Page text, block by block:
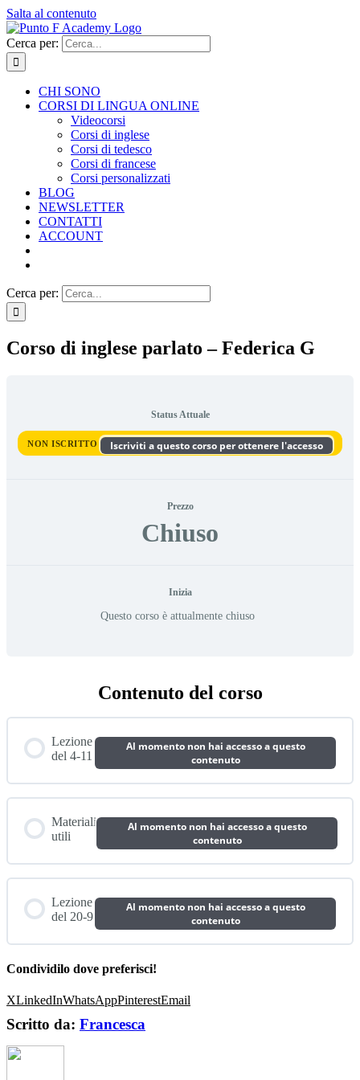
Salta al contenuto
Cerca per:
CHI SONO
CORSI DI LINGUA ONLINE
Videocorsi
Corsi di inglese
Corsi di tedesco
Corsi di francese
Corsi personalizzati
BLOG
NEWSLETTER
CONTATTI
ACCOUNT
Cerca per:
Corso di inglese parlato – Federica G
Status Attuale
NON ISCRITTO Iscriviti a questo corso per ottenere l'accesso
Prezzo
Chiuso
Inizia
Questo corso è attualmente chiuso
Contenuto del corso
Lezione
del 4-11
Al momento non hai accesso a questo
contenuto
Materiali
utili
Al momento non hai accesso a questo
contenuto
Lezione
del 20-9
Al momento non hai accesso a questo
contenuto
Condividilo dove preferisci!
XLinkedInWhatsAppPinterestEmail
Scritto da: Francesca